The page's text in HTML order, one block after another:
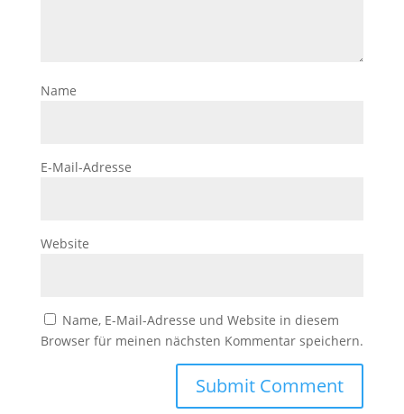
Name
E-Mail-Adresse
Website
Name, E-Mail-Adresse und Website in diesem
Browser für meinen nächsten Kommentar speichern.